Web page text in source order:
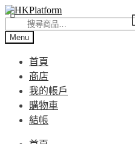
Skip
to
navigation
Skip
to
content
尋Menu
首頁
商店
我的帳戶
購物車
結帳